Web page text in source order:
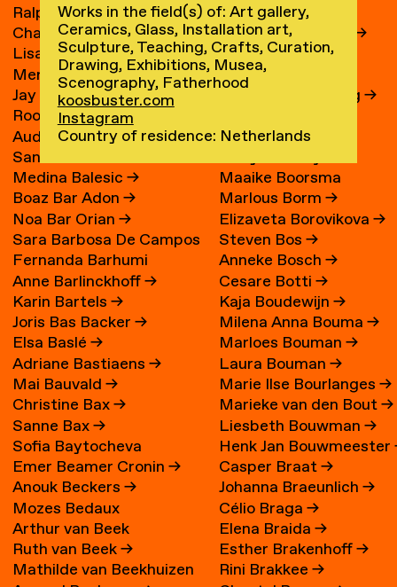
Ralph Bakker→
Charlie Bakker→
Lisa Bakker→
Merel Bakker→
Jay Bakker→
Roos Bakker→
Audrey Bakx→
Sanne van Balen→
Medina Balesic→
Boaz Bar Adon→
Noa Bar Orian→
Sara Barbosa De Campos
→
Fernanda Barhumi
Martínez
Anne Barlinckhoff→
Karin Bartels→
Joris Bas Backer→
Elsa Baslé→
Adriane Bastiaens→
Mai Bauvald→
Christine Bax→
Sanne Bax→
Sofia Baytocheva
Iordanova
Emer Beamer Cronin→
Anouk Beckers→
Mozes Bedaux
Arthur van Beek
Ruth van Beek→
Mathilde van Beekhuizen
René Boessen
Marguerite Bones
→
Wieke Bonnier→
Leoniek Bontje
Claire van der Boog→
Fleur Boonman
Evelyn Boontje
Maaike Boorsma
Marlous Borm→
Elizaveta Borovikova→
Steven Bos→
Anneke Bosch→
Cesare Botti→
Kaja Boudewijn→
Milena Anna Bouma→
Marloes Bouman→
Laura Bouman→
Marie Ilse Bourlanges→
Marieke van den Bout→
Liesbeth Bouwman→
Henk Jan Bouwmeester
Casper Braat→
Johanna Braeunlich→
Célio Braga→
Elena Braida→
Esther Brakenhoff→
Rini Brakkee→
Works in the field(s) of: Art gallery,
Ceramics, Glass, Installation art,
Sculpture, Teaching, Crafts, Curation,
Drawing, Exhibitions, Musea,
Scenography, Fatherhood
koosbuster.com
Instagram
Country of residence: Netherlands